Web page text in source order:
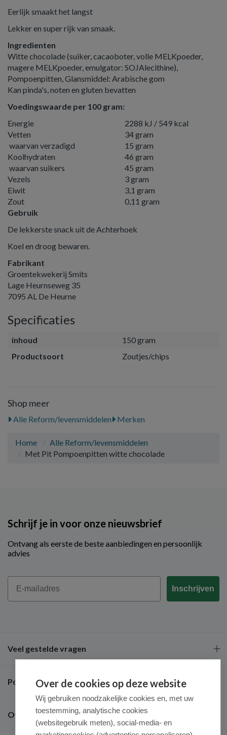
Eerlijk smaakt het langst
Lekker en super rijk van smaak.
Ingredienten
Witte chocolade (suiker, cacaoboter, volle MELKpoeder,
magere MELKpoeder, emulgator: SOJAlecithine),
Pompoenpitten, Glansmiddel: Arabische gom
Kan pinda's, noten en gluten bevatten
Voedingswaarde per 100 gram:
Energie
2288 kJ / 549 kcal
Vetten
34 gram
waarvan verzadigd
15 gram
Koolhydraten
46 gram
waarvan suikers
45 gram
Vezels
3 gram
Eiwit
3,1 gram
Zout
0,11 gram
Gebruik
De lekkerste snack uit de Achterhoek
Koel en droog bewaren.
Fabrikant
Groentekwekerij Smits
Lage Heurnseweg 35
7095 AL De Heurne
Specificaties
inhoud
150 gram
Productsoort
Zoutjes/chips
Shop meer
Alle Reform/levensmiddelen Merken
Home
Alle Reform/levensmiddelen
Met Pit Pompoenpitten witte chocolade
Schrijf je in voor onze nieuwsbrief
Ontvang als eerste de beste aanbiedingen en persoonlijk
advies
Email
Inschrijven
Veel gestelde vragen
Populaire merken
Over ons
Over de cookies op deze website
Wij gebruiken noodzakelijke cookies en, met uw
toestemming, analytische cookies
(websitegebruik meten), social-media- en